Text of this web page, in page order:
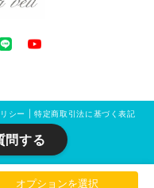
シー |特定商取引法に基づく表記
オプションを選択
問する